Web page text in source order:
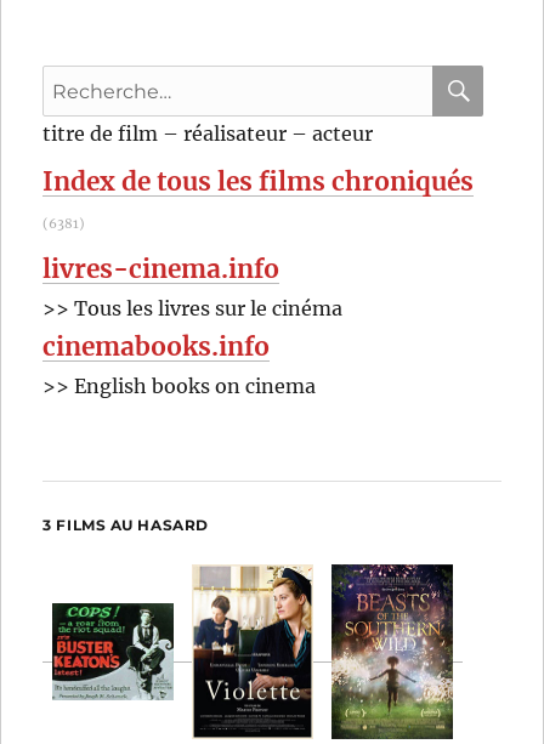
Recherche
pour
:
titre de film – réalisateur – acteur
Index de tous les films chroniqués
(6381)
livres-cinema.info
>> Tous les livres sur le cinéma
cinemabooks.info
>> English books on cinema
3 FILMS AU HASARD